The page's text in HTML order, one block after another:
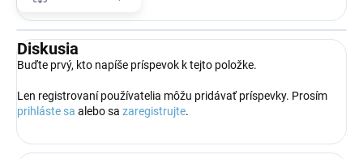
Diskusia
Buďte prvý, kto napíše príspevok k tejto položke.
Len registrovaní používatelia môžu pridávať príspevky. Prosím
prihláste sa alebo sa zaregistrujte.